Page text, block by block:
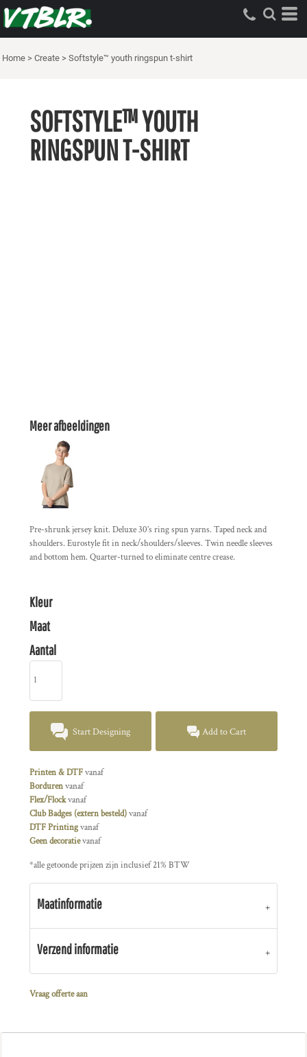
Home > Create > Softstyle™ youth ringspun t-shirt
SOFTSTYLE™ YOUTH
RINGSPUN T-SHIRT
Meer afbeeldingen
Pre-shrunk jersey knit. Deluxe 30’s ring spun yarns. Taped neck and
shoulders. Eurostyle fit in neck/shoulders/sleeves. Twin needle sleeves
and bottom hem. Quarter-turned to eliminate centre crease.
Kleur
Maat
Aantal
Start Designing Add to Cart
Printen & DTFvanaf
Bordurenvanaf
Flex/Flockvanaf
Club Badges (extern besteld)vanaf
DTF Printingvanaf
Geen decoratievanaf
*alle getoonde prijzen zijn inclusief 21% BTW
Maatinformatie
Verzend informatie
Vraag offerte aan